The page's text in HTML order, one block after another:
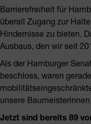
Barrierefreiheit für
überall Zugang zur
Hindernisse zu bieten.
Ausbaus, den wir seit
Als der Hamburger
beschloss, waren
unsere
Jetzt sind bereits 89